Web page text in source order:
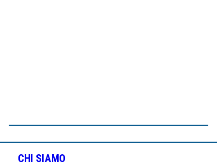
CHI SIAMO